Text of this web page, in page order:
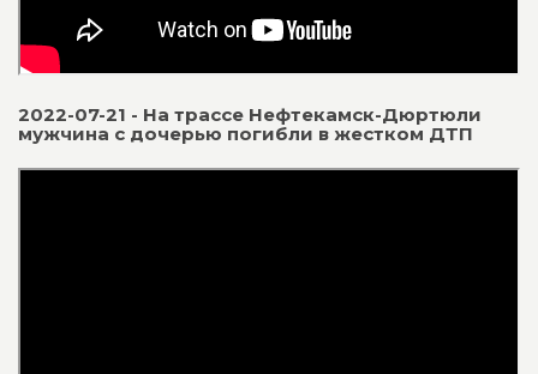
2022-07-21 - На трассе Нефтекамск-Дюртюли
мужчина с дочерью погибли в жестком ДТП